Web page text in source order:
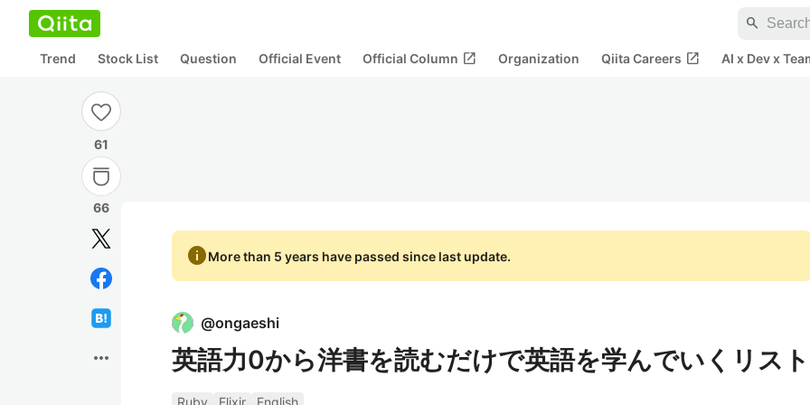
search
Trend Stock List Question Official Event Official Column open_in_new Organization Qiita Careers open_in_new AI x Dev x
61
66
more_horiz
infoMore than 5 years have passed since last update.
@ongaeshi
英語力0から洋書を読むだけで英語を学んでいくリスト
Ruby Elixir
English